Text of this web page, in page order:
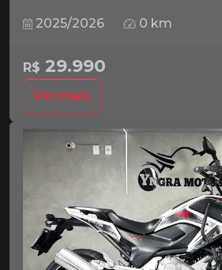
2025/2026 0 km
R$ 29.990
Ver mais